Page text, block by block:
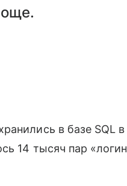
в базе SQL в
14 тысяч пар «логин